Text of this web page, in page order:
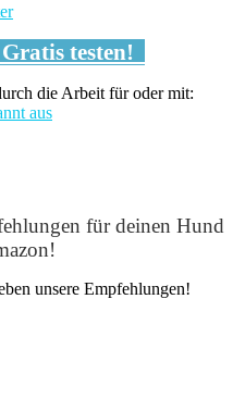
testen!
die Arbeit für oder mit:
für deinen Hund
unsere Empfehlungen!